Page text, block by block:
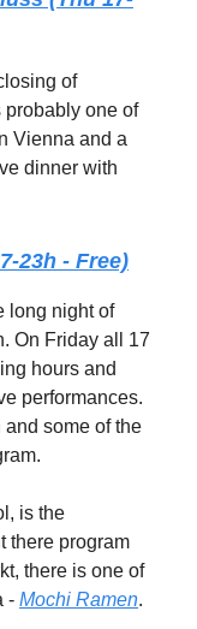
of
probably one of
Vienna and a
dinner with
23h - Free)
long night of
On Friday all 17
hours and
performances.
some of the
is the
there program
there is one of
- Mochi Ramen.